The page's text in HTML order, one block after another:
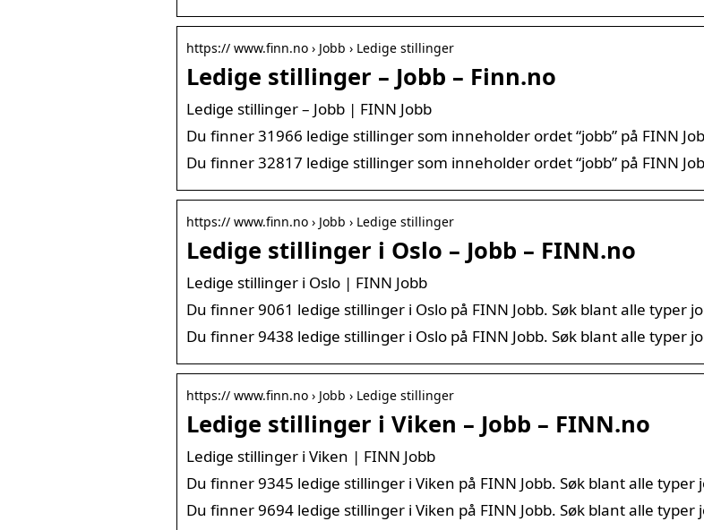
https:// www.finn.no › Jobb › Ledige stillinger
Ledige stillinger – Jobb – Finn.no
Ledige stillinger – Jobb | FINN Jobb
Du finner 31966 ledige stillinger som inneholder ordet “jobb” på FINN
Du finner 32817 ledige stillinger som inneholder ordet “jobb” på FINN
https:// www.finn.no › Jobb › Ledige stillinger
Ledige stillinger i Oslo – Jobb – FINN.no
Ledige stillinger i Oslo | FINN Jobb
Du finner 9061 ledige stillinger i Oslo på FINN Jobb. Søk blant alle typer
Du finner 9438 ledige stillinger i Oslo på FINN Jobb. Søk blant alle typer
https:// www.finn.no › Jobb › Ledige stillinger
Ledige stillinger i Viken – Jobb – FINN.no
Ledige stillinger i Viken | FINN Jobb
Du finner 9345 ledige stillinger i Viken på FINN Jobb. Søk blant alle typer
Du finner 9694 ledige stillinger i Viken på FINN Jobb. Søk blant alle typer